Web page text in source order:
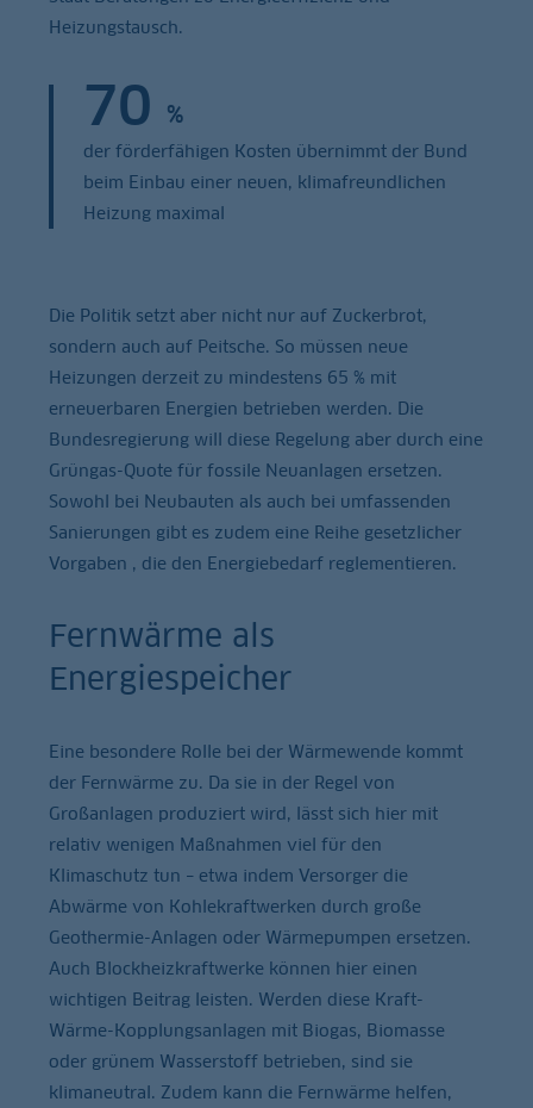
Heizungstausch.
70 %
der förderfähigen Kosten übernimmt der Bund
beim Einbau einer neuen, klimafreundlichen
Heizung maximal
Die Politik setzt aber nicht nur auf Zuckerbrot,
sondern auch auf Peitsche. So müssen neue
Heizungen derzeit zu mindestens 65 % mit
erneuerbaren Energien betrieben werden. Die
Bundesregierung will diese Regelung aber durch eine
Grüngas-Quote für fossile Neuanlagen ersetzen.
Sowohl bei Neubauten als auch bei umfassenden
Sanierungen gibt es zudem eine Reihe gesetzlicher
Vorgaben , die den Energiebedarf reglementieren.
Fernwärme als
Energiespeicher
Eine besondere Rolle bei der Wärmewende kommt
der Fernwärme zu. Da sie in der Regel von
Großanlagen produziert wird, lässt sich hier mit
relativ wenigen Maßnahmen viel für den
Klimaschutz tun – etwa indem Versorger die
Abwärme von Kohlekraftwerken durch große
Geothermie-Anlagen oder Wärmepumpen ersetzen.
Auch Blockheizkraftwerke können hier einen
wichtigen Beitrag leisten. Werden diese Kraft-
Wärme-Kopplungsanlagen mit Biogas, Biomasse
oder grünem Wasserstoff betrieben, sind sie
klimaneutral. Zudem kann die Fernwärme helfen,